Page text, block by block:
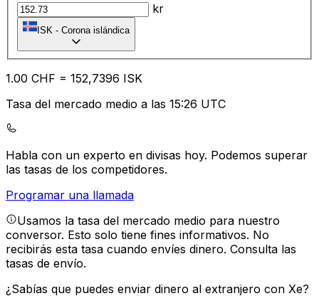
kr
ISK - Corona islándica
1.00 CHF = 152,7396 ISK
Tasa del mercado medio a las 15:26 UTC
Habla con un experto en divisas hoy. Podemos superar
las tasas de los competidores.
Programar una llamada
Usamos la tasa del mercado medio para nuestro
conversor. Esto solo tiene fines informativos. No
recibirás esta tasa cuando envíes dinero. Consulta las
tasas de envío.
¿Sabías que puedes enviar dinero al extranjero con Xe?